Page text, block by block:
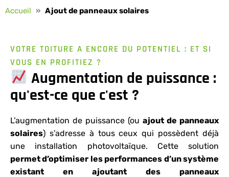
Accueil » Ajout de panneaux solaires
VOTRE TOITURE A ENCORE DU POTENTIEL : ET SI
VOUS EN PROFITIEZ ?
Augmentation de puissance :
qu'est-ce que c'est ?
L’augmentation de puissance (ou ajout de panneaux
solaires) s’adresse à tous ceux qui possèdent déjà
une installation photovoltaïque. Cette solution
permet d’optimiser les performances d’un système
existant en ajoutant des panneaux